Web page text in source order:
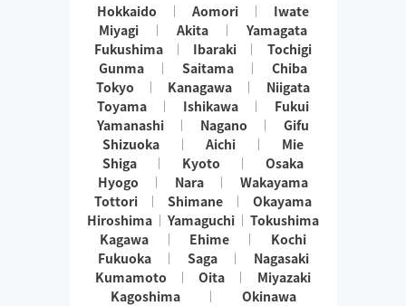
Hokkaido Aomori
Iwate
Miyagi
Akita
Yamagata
Fukushima
Ibaraki
Tochigi
Gunma
Saitama
Chiba
Tokyo
Kanagawa
Niigata
Toyama
Ishikawa
Fukui
Yamanashi
Nagano
Gifu
Shizuoka
Aichi
Mie
Shiga
Kyoto
Osaka
Hyogo
Nara
Wakayama
Tottori
Shimane
Okayama
Hiroshima
Yamaguchi
Tokushima
Kagawa
Ehime
Kochi
Fukuoka
Saga
Nagasaki
Kumamoto
Oita
Miyazaki
Kagoshima
Okinawa